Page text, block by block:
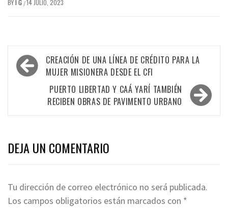
BYI G /14 JULIO, 2023
Navegación
de
entradas
CREACIÓN DE UNA LÍNEA DE CRÉDITO PARA LA
MUJER MISIONERA DESDE EL CFI
PUERTO LIBERTAD Y CAÁ YARÍ TAMBIÉN
RECIBEN OBRAS DE PAVIMENTO URBANO
DEJA UN COMENTARIO
Tu dirección de correo electrónico no será publicada.
Los campos obligatorios están marcados con *